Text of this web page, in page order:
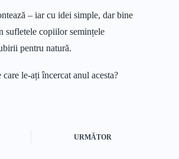
– iar cu idei simple, dar bine
sufletele copiilor semințele
pentru natură.
le-ați încercat anul acesta?
URMĂTOR